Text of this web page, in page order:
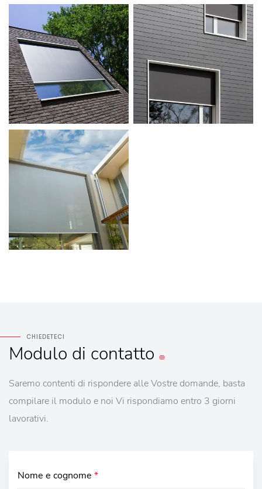
CHIEDETECI
Modulo di contatto
Saremo contenti di rispondere alle Vostre domande, basta
compilare il modulo e noi Vi rispondiamo entro 3 giorni
lavorativi.
Nome e cognome *